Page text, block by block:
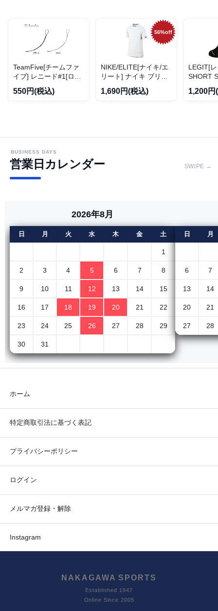
TeamFive[チームファ
イブ] レニード#1[ロン
550円(税込)
56%off
NIKE/ELITE[ナイキ/エ
リート] ナイキ ブリー
ズ エリート ショート
スリーブ トップ
1,690円(税込)
LEGIT[
SHORT
02】
1,200円
BUSINESS DAYS
営業日カレンダー SWIPE →
2026年8月
日 月 火 水 木 金 土
1
2 3 4 5 6 7 8
9 10 11 12 13 14 15
16 17 18 19 20 21 22
23 24 25 26 27 28 29
30 31
日 月
6 7
13 14
20 21
27 28
ホーム
特定商取引法に基づく表記
プライバシーポリシー
ログイン
メルマガ登録・解除
Instagram
NAKAGAWA SPORTS
Established 1947
Online Since 2005